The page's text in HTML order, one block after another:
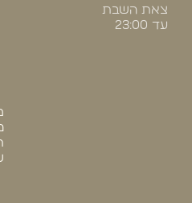
צאת השבת
עד 23:00